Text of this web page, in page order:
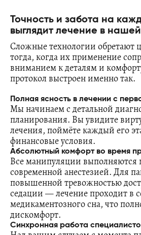
Точность и забота на
выглядит лечение в
Сложные технологии обретают
тогда, когда их применение
вниманием к деталям и
протокол выстроен именно так.
Полная ясность в лечении с
Мы начинаем с детальной
планирования. Вы увидите
лечения, поймёте каждый его
финансовые условия.
Абсолютный комфорт во время
Все манипуляции выполняются
современной анестезией. Для
повышенной тревожностью
седации — лечение проходит в
медикаментозного сна, что
дискомфорт.
Синхронная работа